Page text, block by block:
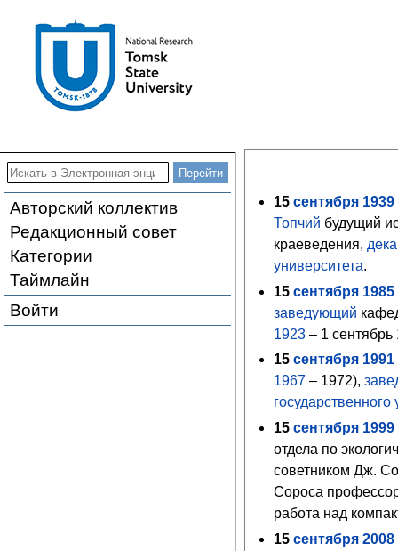
Авторский коллектив
Редакционный совет
Категории
Таймлайн
Войти
15 сентября 1939
Топчий будущий
краеведения,
университета.
15 сентября 1985
заведующий
1923 – 1
15 сентября 1991
1967 – 1972),
государственного
15 сентября 1999
отдела по
советником Дж.
Сороса
работа над
15 сентября 2008